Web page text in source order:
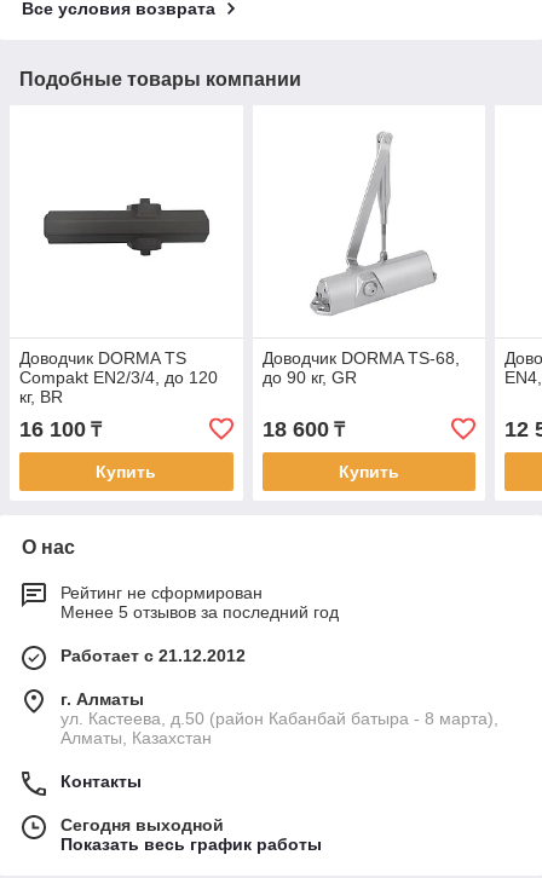
Все условия возврата
Подобные товары компании
Доводчик DORMA TS
Compakt EN2/3/4, до 120
кг, BR
16 100 ₸
Купить
Доводчик DORMA TS-68,
до 90 кг, GR
18 600₸
Купить
12
О нас
Рейтинг не сформирован
Менее 5 отзывов за последний год
Работает с 21.12.2012
г. Алматы
ул. Кастеева, д.50 (район Кабанбай батыра - 8 марта),
Алматы, Казахстан
Контакты
Сегодня выходной
Показать весь график работы